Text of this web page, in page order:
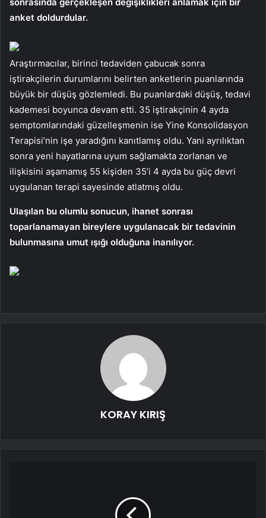
sonrasında gerçekleşen değişiklikleri anlamak için bir
anket doldurdular.
Araştırmacılar, birinci tedaviden çabucak sonra
iştirakçilerin durumlarını belirten anketlerin puanlarında
büyük bir düşüş gözlemledi. Bu puanlardaki düşüş, tedavi
kademesi boyunca devam etti. 35 iştirakçinin 4 ayda
semptomlarındaki güzelleşmenin ise Yine Konsolidasyon
Terapisi’nin işe yaradığını kanıtlamış oldu. Yani ayrılıktan
sonra yeni hayatlarına uyum sağlamakta zorlanan ve
ilişkisini aşamamış 55 kişiden 35’i 4 ayda bu güç devri
uygulanan terapi sayesinde atlatmış oldu.
Ulaşılan bu olumlu sonucun, ihanet sonrası
toparlanamayan bireylere uygulanacak bir tedavinin
bulunmasına umut ışığı olduğuna inanılıyor.
KORAY KIRIŞ